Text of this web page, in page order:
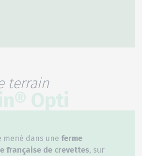
terrain
Opti
mené dans une ferme
française de crevettes, sur